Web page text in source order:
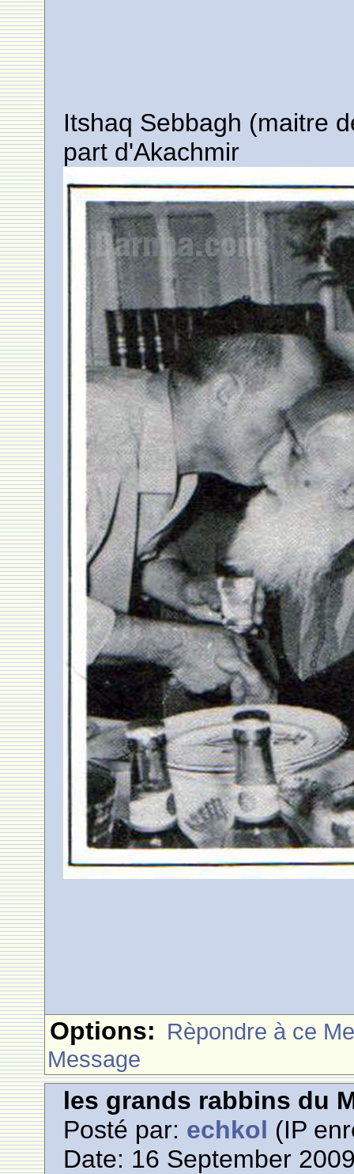
Itshaq Sebbagh (maitre
part d'Akachmir
Options: Rèpondre à ce
Message
les grands rabbins du
Posté par: echkol (IP
Date: 16 September